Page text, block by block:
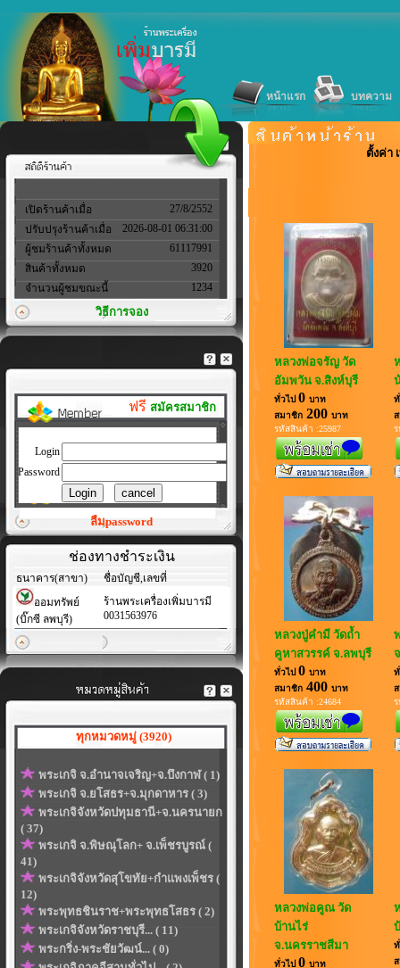
หน้าแรก บทความ
เปิดร้านค้าเมื่อ
27/8/2552
ปรับปรุงร้านค้าเมื่อ
2026-08-01 06:31:00
ผู้ชมร้านค้าทั้งหมด
61117991
สินค้าทั้งหมด
3920
จำนวนผู้ชมขณะนี้
1234
วิธีการจอง
ฟรี สมัครสมาชิก
Login
Password
ลืมpassword
ช่องทางชำระเงิน
ธนาคาร(สาขา)
ชื่อบัญชี,เลขที่
ออมทรัพย์
(บิ๊กซี ลพบุรี)
ร้านพระเครื่องเพิ่มบารมี
0031563976
ทุกหมวดหมู่ (3920)
พระเกจิ จ.อำนาจเจริญ+จ.บึงกาฬ ( 1)
พระเกจิ จ.ยโสธร+จ.มุกดาหาร ( 3)
พระเกจิจังหวัดปทุมธานี+จ.นครนายก
( 37)
พระเกจิ จ.พิษณุโลก+ จ.เพ็ชรบูรณ์ (
41)
พระเกจิจังหวัดสุโขทัย+กำแพงเพ็ชร (
12)
พระพุทธชินราช+พระพุทธโสธร ( 2)
พระเกจิจังหวัดราชบุรี... ( 11)
พระกริ่ง-พระชัยวัฒน์... ( 0)
ตั้งค่า
หลวงพ่อจรัญ วัด
อัมพวัน จ.สิงห์บุรี
ทั่วไป 0 บาท
สมาชิก 200 บาท
รหัสสินค้า :25987
หลวงปู่คำมี วัดถ้ำ
คูหาสวรรค์ จ.ลพบุรี
ทั่วไป 0 บาท
สมาชิก 400 บาท
รหัสสินค้า :24684
หลวงพ่อคูณ วัด
บ้านไร่
จ.นครราชสีมา
ทั่วไป 0 บาท